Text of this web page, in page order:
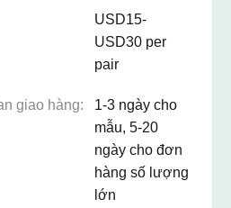
USD15-
USD30 per
pair
giao hàng:
1-3 ngày cho
mẫu, 5-20
ngày cho đơn
hàng số lượng
lớn